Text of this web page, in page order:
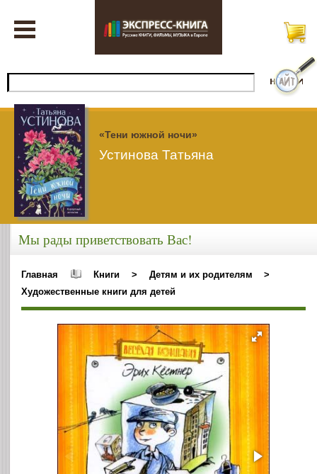
«Тени южной ночи»
Устинова Татьяна
Мы рады приветствовать Вас!
Главная Книги > Детям и их родителям
>
Художественные книги для детей